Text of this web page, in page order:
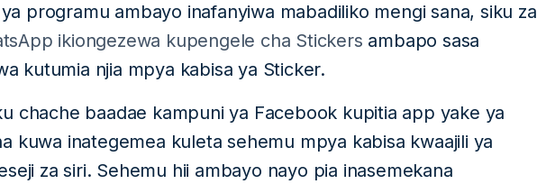
programu ambayo inafanyiwa mabadiliko mengi sana, siku za
ikiongezewa kupengele cha Stickers ambapo sasa
kutumia njia mpya kabisa ya Sticker.
chache baadae kampuni ya Facebook kupitia app yake ya
kuwa inategemea kuleta sehemu mpya kabisa kwaajili ya
za siri. Sehemu hii ambayo nayo pia inasemekana